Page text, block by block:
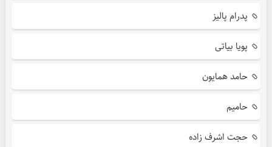
پدرام پالیز
پویا بیاتی
حامد همایون
حامیم
حجت اشرف زاده